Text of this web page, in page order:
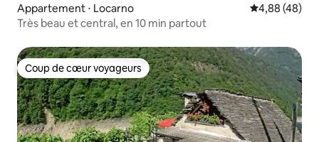
Appartement ⋅ Locarno Évaluation
4,88 (48)
Très beau et central, en 10 min partout
Coup de cœur voyageurs
Coup de cœur voyageurs